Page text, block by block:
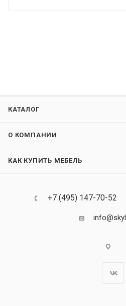
КАТАЛОГ
О КОМПАНИИ
КАК КУПИТЬ МЕБЕЛЬ
+7 (495) 147-70-52